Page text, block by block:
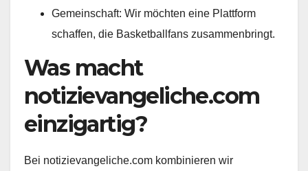
Gemeinschaft: Wir möchten eine Plattform
schaffen, die Basketballfans zusammenbringt.
Was macht
notizievangeliche.com
einzigartig?
Bei notizievangeliche.com kombinieren wir